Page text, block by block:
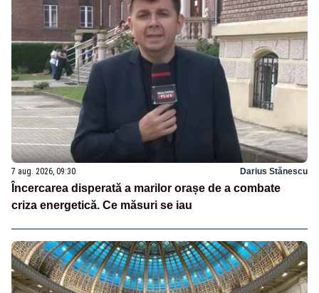
7 aug. 2026, 09:30 Darius Stănescu
Încercarea disperată a marilor orașe de a combate
criza energetică. Ce măsuri se iau